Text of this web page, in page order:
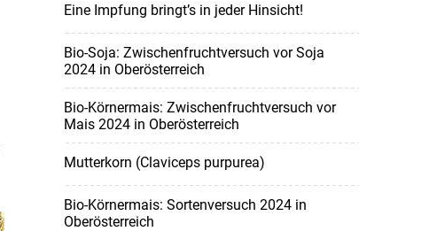
Eine Impfung bringt’s in jeder Hinsicht!
Bio-Soja: Zwischenfruchtversuch vor Soja
2024 in Oberösterreich
Bio-Körnermais: Zwischenfruchtversuch vor
Mais 2024 in Oberösterreich
Mutterkorn (Claviceps purpurea)
Bio-Körnermais: Sortenversuch 2024 in
Oberösterreich